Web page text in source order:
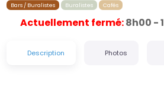
Bars / Buralistes Buralistes Cafés
Actuellement fermé:8h00 -
Description Photos